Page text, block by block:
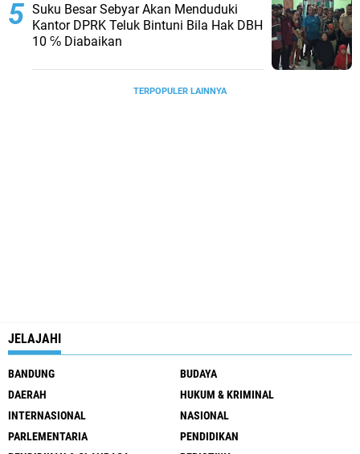
Suku Besar Sebyar Akan Menduduki
Kantor DPRK Teluk Bintuni Bila Hak DBH
10 ℅ Diabaikan
TERPOPULER LAINNYA
JELAJAHI
BANDUNG
BUDAYA
DAERAH
HUKUM & KRIMINAL
INTERNASIONAL
NASIONAL
PARLEMENTARIA
PENDIDIKAN